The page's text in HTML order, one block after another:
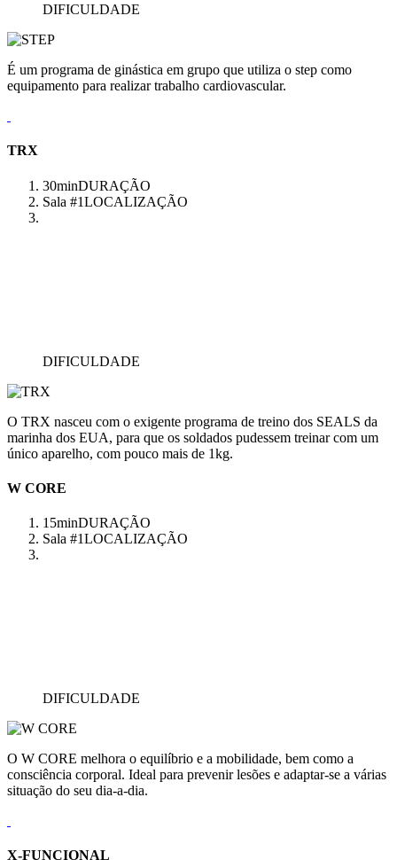
DIFICULDADE
É um programa de ginástica em grupo que utiliza o step como
equipamento para realizar trabalho cardiovascular.
TRX
30minDURAÇÃO
Sala #1LOCALIZAÇÃO
DIFICULDADE
O TRX nasceu com o exigente programa de treino dos SEALS da
marinha dos EUA, para que os soldados pudessem treinar com um
único aparelho, com pouco mais de 1kg.
W CORE
15minDURAÇÃO
Sala #1LOCALIZAÇÃO
DIFICULDADE
O W CORE melhora o equilíbrio e a mobilidade, bem como a
consciência corporal. Ideal para prevenir lesões e adaptar-se a várias
situação do seu dia-a-dia.
X-FUNCIONAL